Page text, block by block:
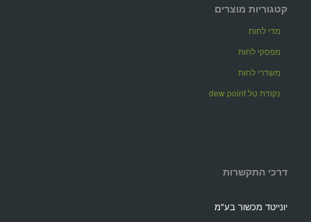
קטגוריות מוצרים
מדי לחות
מפסקי לחות
משדרי לחות
נקודת טל dew point
דרכי התקשרות
יונייטד מכשור בע"מ